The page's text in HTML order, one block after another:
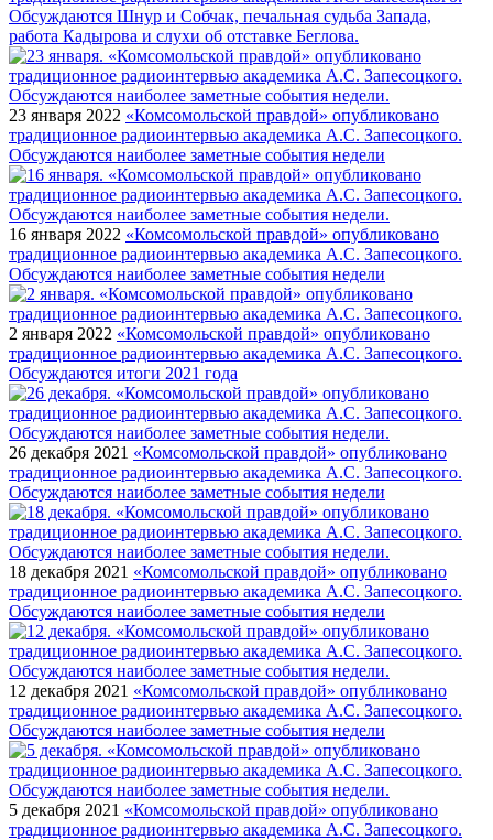
Обсуждаются Шнур и Собчак, печальная судьба Запада,
работа Кадырова и слухи об отставке Беглова.
23 января 2022 «Комсомольской правдой» опубликовано
традиционное радиоинтервью академика А.С. Запесоцкого.
Обсуждаются наиболее заметные события недели
16 января 2022 «Комсомольской правдой» опубликовано
традиционное радиоинтервью академика А.С. Запесоцкого.
Обсуждаются наиболее заметные события недели
2 января 2022 «Комсомольской правдой» опубликовано
традиционное радиоинтервью академика А.С. Запесоцкого.
Обсуждаются итоги 2021 года
26 декабря 2021 «Комсомольской правдой» опубликовано
традиционное радиоинтервью академика А.С. Запесоцкого.
Обсуждаются наиболее заметные события недели
18 декабря 2021 «Комсомольской правдой» опубликовано
традиционное радиоинтервью академика А.С. Запесоцкого.
Обсуждаются наиболее заметные события недели
12 декабря 2021 «Комсомольской правдой» опубликовано
традиционное радиоинтервью академика А.С. Запесоцкого.
Обсуждаются наиболее заметные события недели
5 декабря 2021 «Комсомольской правдой» опубликовано
традиционное радиоинтервью академика А.С. Запесоцкого.